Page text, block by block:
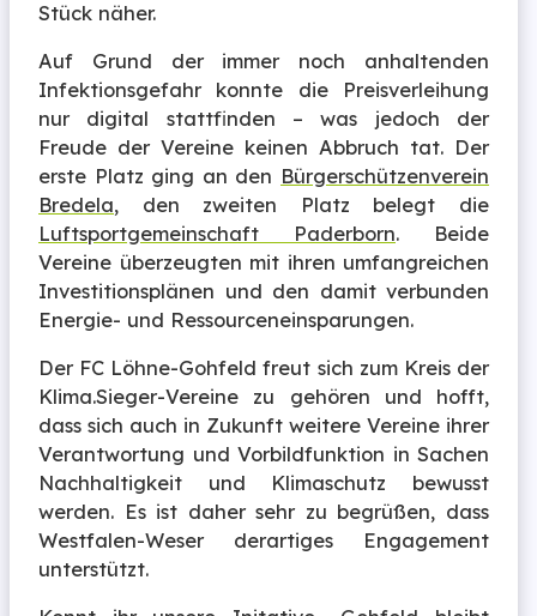
Stück näher.
Auf Grund der immer noch anhaltenden
Infektionsgefahr konnte die Preisverleihung
nur digital stattfinden – was jedoch der
Freude der Vereine keinen Abbruch tat. Der
erste Platz ging an den Bürgerschützenverein
Bredela, den zweiten Platz belegt die
Luftsportgemeinschaft Paderborn. Beide
Vereine überzeugten mit ihren umfangreichen
Investitionsplänen und den damit verbunden
Energie- und Ressourceneinsparungen.
Der FC Löhne-Gohfeld freut sich zum Kreis der
Klima.Sieger-Vereine zu gehören und hofft,
dass sich auch in Zukunft weitere Vereine ihrer
Verantwortung und Vorbildfunktion in Sachen
Nachhaltigkeit und Klimaschutz bewusst
werden. Es ist daher sehr zu begrüßen, dass
Westfalen-Weser derartiges Engagement
unterstützt.